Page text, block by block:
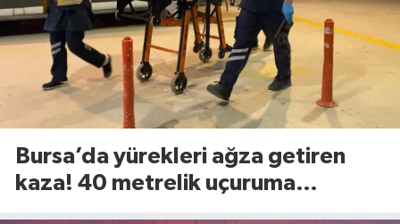
Bursa’da yürekleri ağza getiren
kaza! 40 metrelik uçuruma